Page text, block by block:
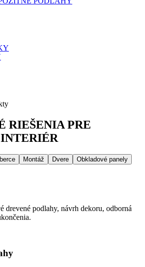
RIEŠENIA PRE
Montáž Dvere
Obkladové panely
drevené podlahy, návrh dekoru, odborná